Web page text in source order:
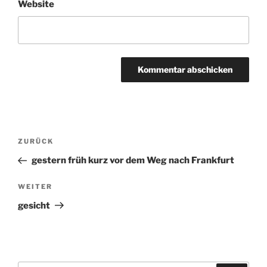
Website
Beitragsnavigation
Vorheriger
Beitrag
ZURÜCK
gestern früh kurz vor dem Weg nach Frankfurt
Nächster
Beitrag
WEITER
gesicht